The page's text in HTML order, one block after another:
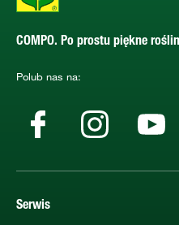
COMPO. Po prostu piękne
Polub nas na:
Serwis